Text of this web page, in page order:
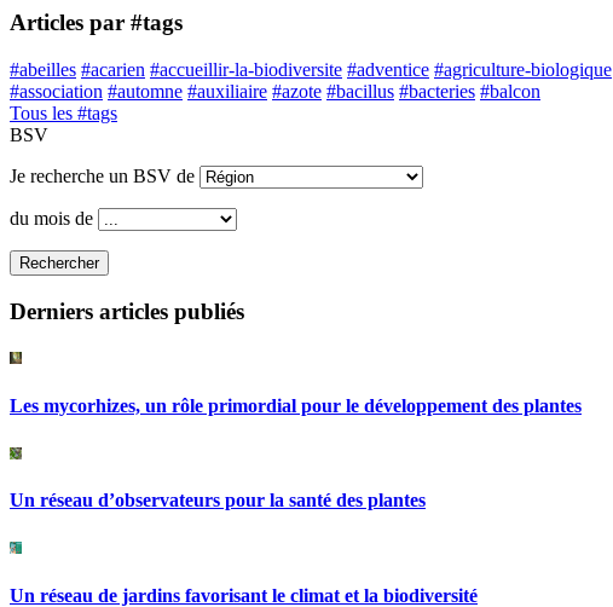
Articles par #tags
#abeilles #acarien #accueillir-la-biodiversite #adventice #agriculture-biologique
#association #automne #auxiliaire #azote #bacillus #bacteries #balcon
Tous les #tags
BSV
Je recherche un BSV de
du mois de
Rechercher
Derniers articles publiés
Les mycorhizes, un rôle primordial pour le développement des plantes
Un réseau d’observateurs pour la santé des plantes
Un réseau de jardins favorisant le climat et la biodiversité